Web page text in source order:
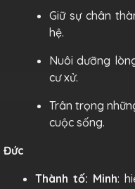
Giữ sự chân
hệ.
Nuôi dưỡng
cư xử.
Trân trọng
cuộc sống.
Đức
Thành tố: Minh: